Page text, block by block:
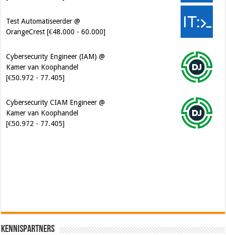
Test Automatiseerder @
OrangeCrest [€48.000 - 60.000]
Cybersecurity Engineer (IAM) @
Kamer van Koophandel
[€50.972 - 77.405]
Cybersecurity CIAM Engineer @
Kamer van Koophandel
[€50.972 - 77.405]
Kennispartners